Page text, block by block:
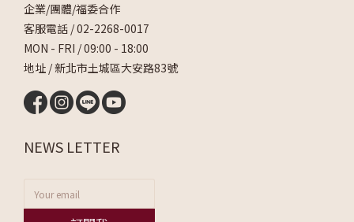
企業/團體/福委合作
客服電話 /02-2268-0017
MON - FRI / 09:00 - 18:00
地址 / 新北市土城區大安路83號
NEWS LETTER